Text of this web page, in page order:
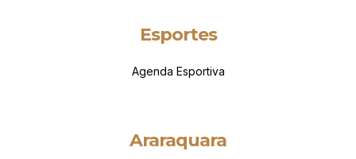
Esportes
Agenda Esportiva
Araraquara